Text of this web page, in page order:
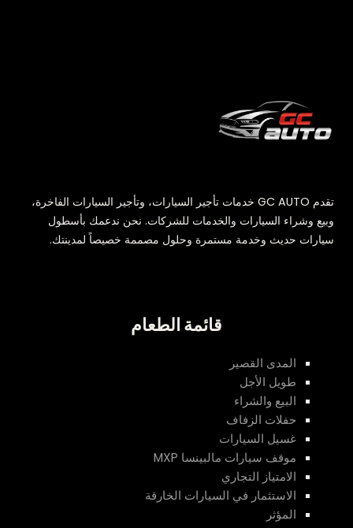
تقدم GC AUTO خدمات تأجير السيارات، وتأجير السيارات الفاخرة،
وبيع وشراء السيارات والخدمات للشركات. نحن ندعمك بأسطول
سيارات حديث وخدمة مستمرة وحلول مصممة خصيصاً لمدينتك.
قائمة الطعام
المدى القصير
طويل الأجل
البيع والشراء
حفلات الزفاف
غسيل السيارات
موقف سيارات مالبينسا MXP
الامتياز التجاري
الاستثمار في السيارات الخارقة
المؤثر